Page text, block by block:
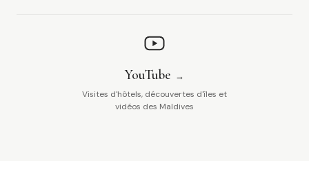
YouTube
Visites d'hôtels, découvertes d'îles et
vidéos des Maldives